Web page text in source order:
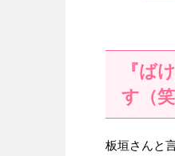
『ば
す（笑
板垣さんと